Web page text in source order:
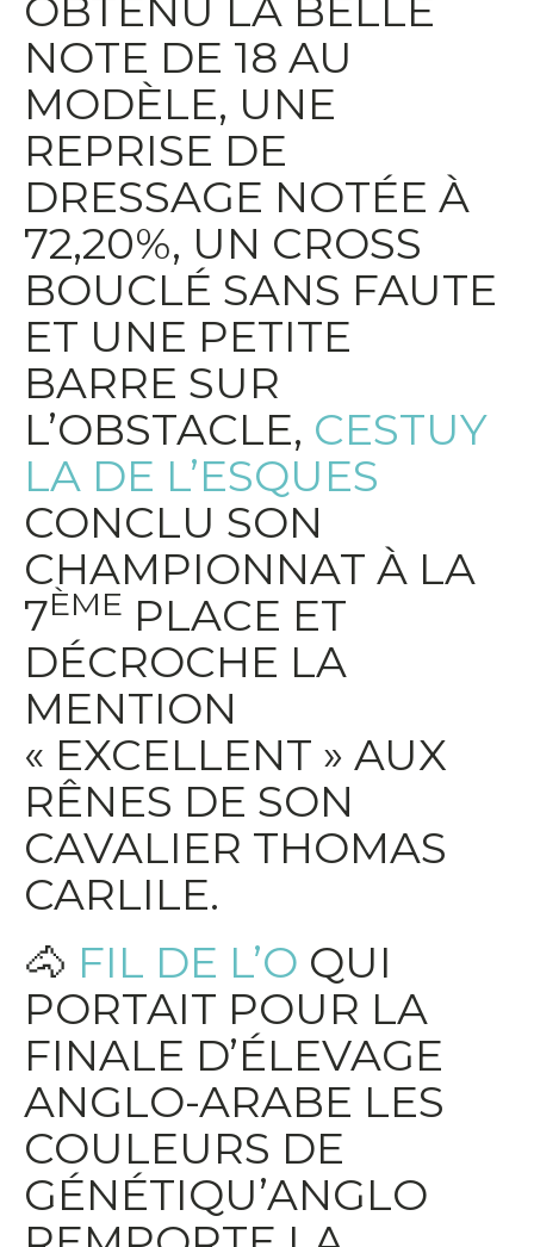
OBTENU LA BELLE
NOTE DE 18 AU
MODÈLE, UNE
REPRISE DE
DRESSAGE NOTÉE À
72,20%, UN CROSS
BOUCLÉ SANS FAUTE
ET UNE PETITE
BARRE SUR
L’OBSTACLE, CESTUY
LA DE L’ESQUES
CONCLU SON
CHAMPIONNAT À LA
7ÈME PLACE ET
DÉCROCHE LA
MENTION
« EXCELLENT » AUX
RÊNES DE SON
CAVALIER THOMAS
CARLILE.
🐴 FIL DE L’O QUI
PORTAIT POUR LA
FINALE D’ÉLEVAGE
ANGLO-ARABE LES
COULEURS DE
GÉNÉTIQU’ANGLO